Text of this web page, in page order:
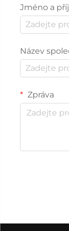
Jméno a
Název
Zpráva